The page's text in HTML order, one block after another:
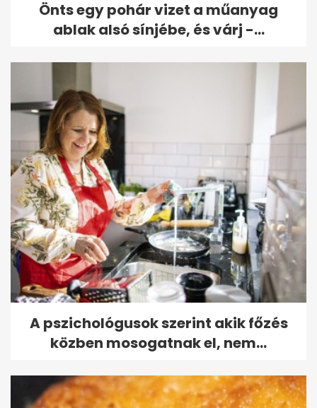
Önts egy pohár vizet a műanyag
ablak alsó sínjébe, és várj -...
A pszichológusok szerint akik főzés
közben mosogatnak el, nem...